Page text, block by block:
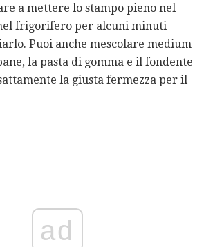
a mettere lo stampo pieno nel
frigorifero per alcuni minuti
Puoi anche mescolare medium
la pasta di gomma e il fondente
la giusta fermezza per il
ad